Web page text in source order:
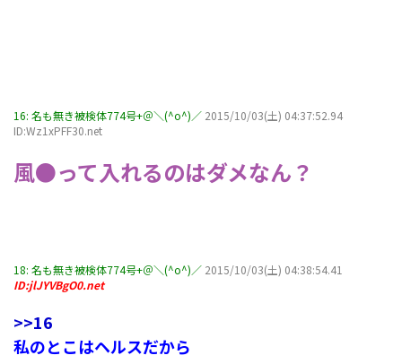
16: 名も無き被検体774号+＠＼(^o^)／ 2015/10/03(土) 04:37:52.94
ID:Wz1xPFF30.net
風●って入れるのはダメなん？
18: 名も無き被検体774号+＠＼(^o^)／ 2015/10/03(土) 04:38:54.41
ID:jlJYVBgO0.net
>>16
私のとこはヘルスだから